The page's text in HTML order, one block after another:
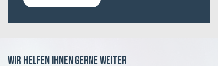
Wir helfen Ihnen gerne weiter